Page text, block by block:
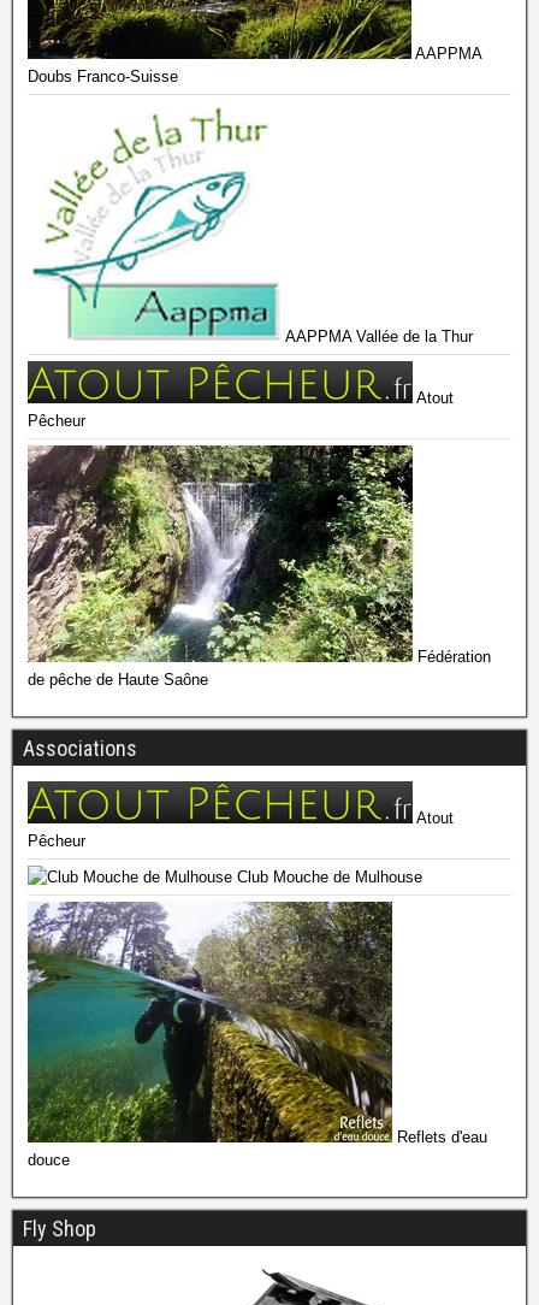
AAPPMA
Doubs Franco-Suisse
AAPPMA Vallée de la Thur
Atout
Pêcheur
Fédération
de pêche de Haute Saône
Associations
Atout
Pêcheur
Club Mouche de Mulhouse
Reflets d'eau
douce
Fly Shop